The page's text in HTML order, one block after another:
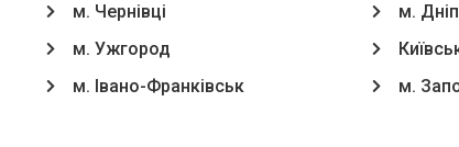
м. Чернівці
м. Ужгород
м. Івано-Франківськ
м.
м.